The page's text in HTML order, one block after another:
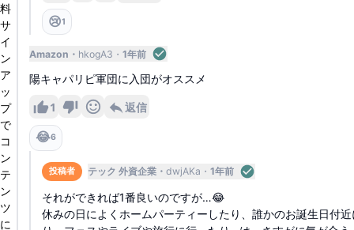
料
サ
イ
ン
ア
ッ
プ
で
コ
ン
テ
ン
ツ
に
😢1
Amazon hkogA3 1年前
陽キャパリピ軍団に入団がオススメ
1 返信
😂6
投稿者 テック 外資企業 dwjAKa 1年前
それができれば1番良いのですが…😂
休みの日によくホームパーティーしたり、誰かのお誕生日付